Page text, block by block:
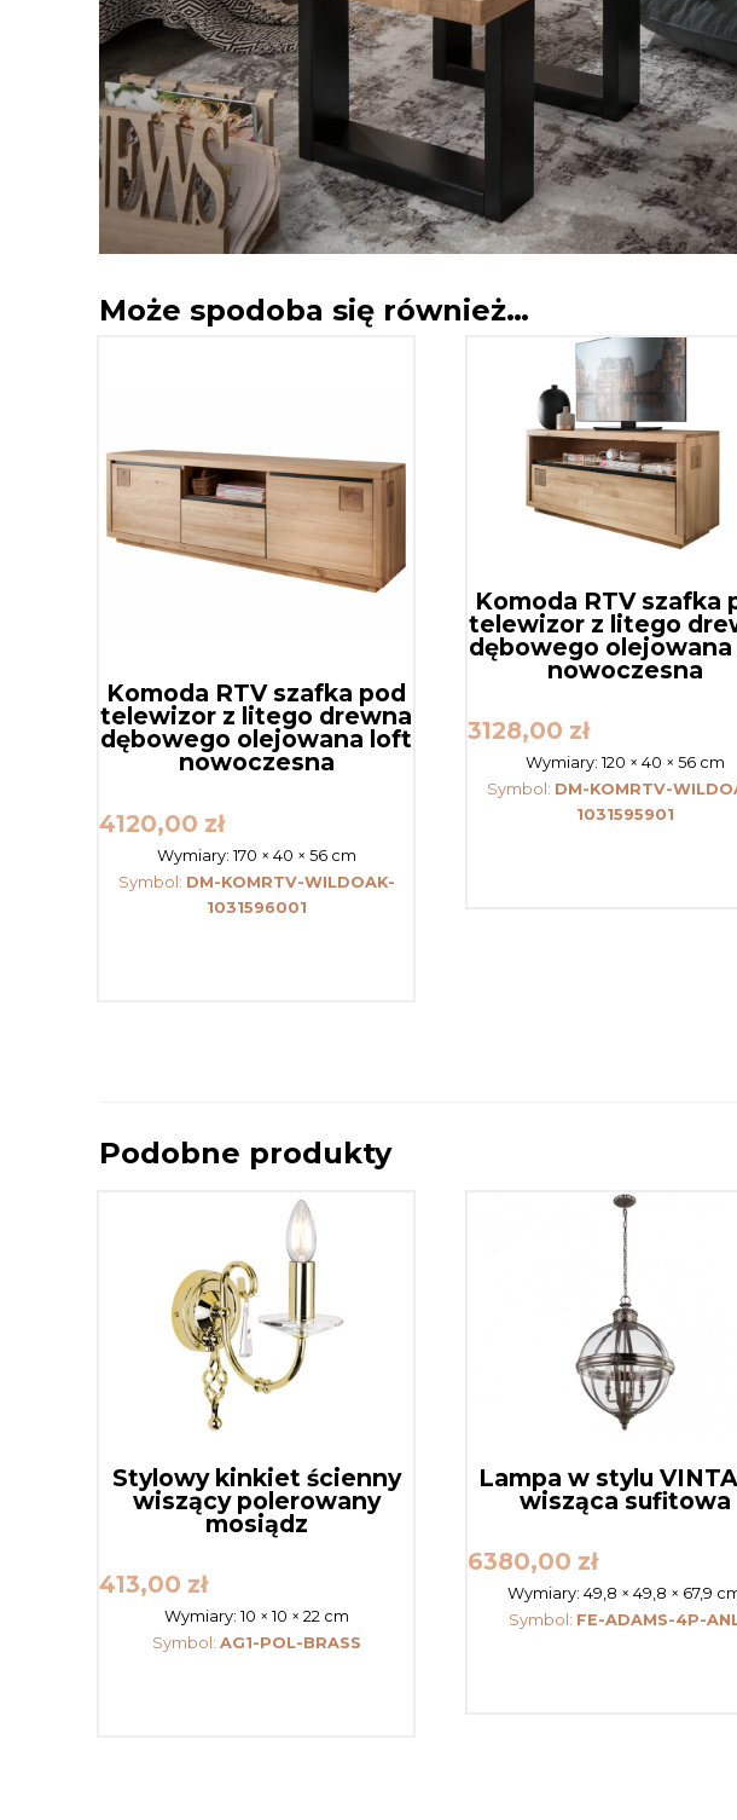
Może spodoba się również…
Komoda RTV szafka pod
telewizor z litego drewna
dębowego olejowana loft
nowoczesna
4120,00 zł
Wymiary: 170 × 40 × 56 cm
Symbol: DM-KOMRTV-WILDOAK-
1031596001
Komoda RTV szafka
telewizor z litego
dębowego
nowoczesna
3128,00 zł
Wymiary: 120 × 40 × 56 cm
Symbol: DM-KOMRTV-
1031595901
Podobne produkty
Stylowy kinkiet ścienny
wiszący polerowany
mosiądz
413,00 zł
Wymiary: 10 × 10 × 22 cm
Symbol: AG1-POL-BRASS
Lampa w stylu
wisząca sufitowa
6380,00 zł
Wymiary:49,8 × 49,8 × 67,9
Symbol: FE-ADAMS-4P-